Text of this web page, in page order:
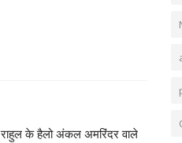
राहुल के हैलो अंकल अमरिंदर वाले